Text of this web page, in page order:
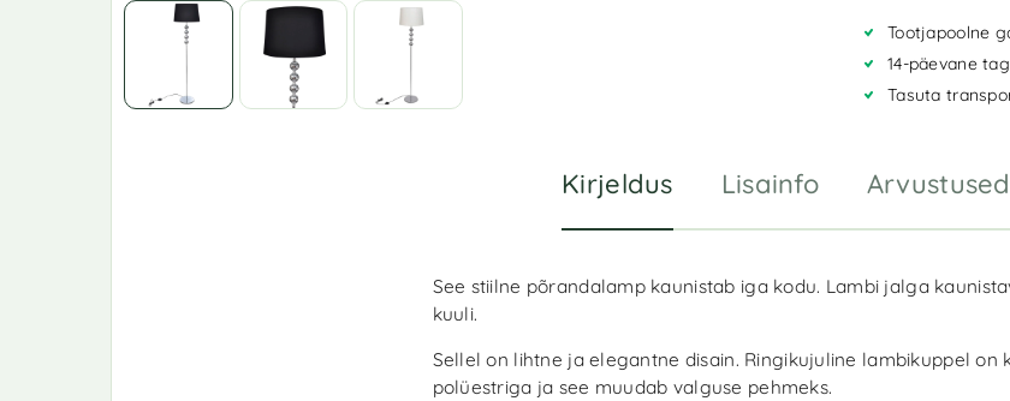
t
i
Tootjapoolne
14-päevane
Tasuta
Kirjeldus Lisainfo
See stiilne põrandalamp kaunistab iga kodu. Lambi jalga
kuuli.
Sellel on lihtne ja elegantne disain. Ringikujuline lambikuppel on
polüestriga ja see muudab valguse pehmeks.